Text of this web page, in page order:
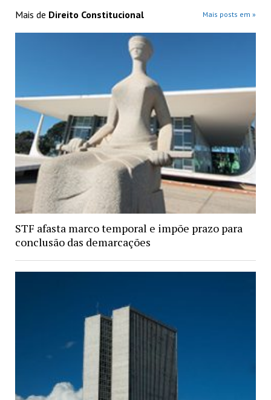
Mais de Direito Constitucional Mais posts em »
STF afasta marco temporal e impõe prazo para
conclusão das demarcações